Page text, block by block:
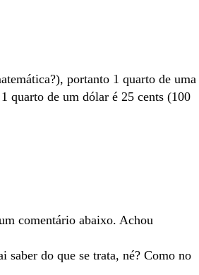
portanto 1 quarto de uma
quarto de um dólar é 25 cents (100
comentário abaixo. Achou
saber do que se trata, né? Como no